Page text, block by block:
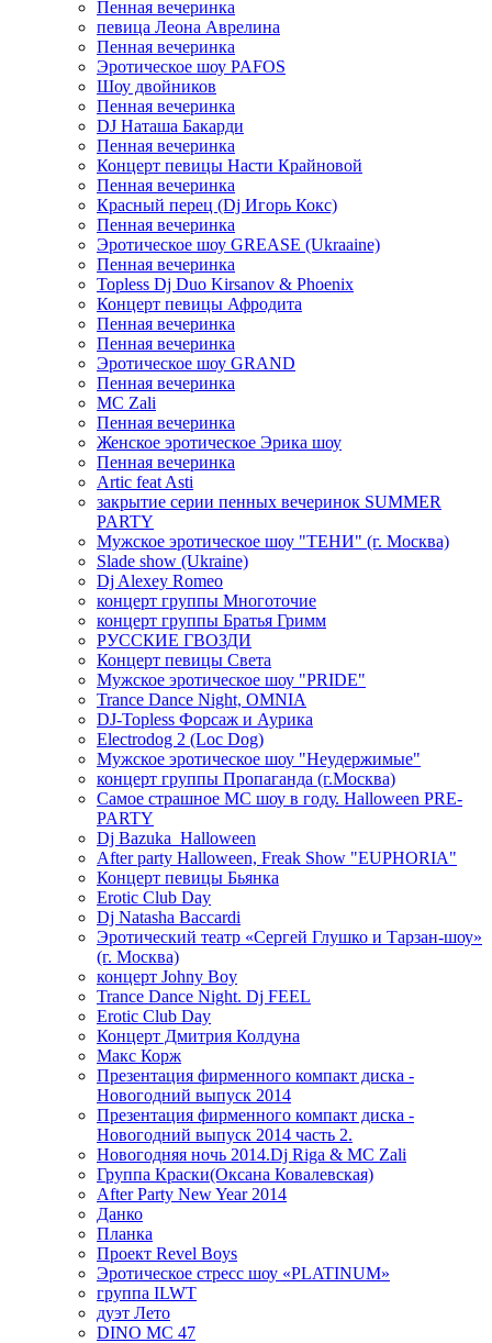
Пенная вечеринка
певица Леона Аврелина
Пенная вечеринка
Эротическое шоу PAFOS
Шоу двойников
Пенная вечеринка
DJ Наташа Бакарди
Пенная вечеринка
Концерт певицы Насти Крайновой
Пенная вечеринка
Красный перец (Dj Игорь Кокс)
Пенная вечеринка
Эротическое шоу GREASE (Ukraaine)
Пенная вечеринка
Topless Dj Duo Kirsanov & Phoenix
Концерт певицы Афродита
Пенная вечеринка
Пенная вечеринка
Эротическое шоу GRAND
Пенная вечеринка
MC Zali
Пенная вечеринка
Женское эротическое Эрика шоу
Пенная вечеринка
Artic feat Asti
закрытие серии пенных вечеринок SUMMER
PARTY
Мужское эротическое шоу "ТЕНИ" (г. Москва)
Slade show (Ukraine)
Dj Alexey Romeo
концерт группы Многоточие
концерт группы Братья Гримм
РУССКИЕ ГВОЗДИ
Концерт певицы Света
Мужское эротическое шоу "PRIDE"
Trance Dance Night, OMNIA
DJ-Topless Форсаж и Аурика
Electrodog 2 (Loc Dog)
Мужское эротическое шоу "Неудержимые"
концерт группы Пропаганда (г.Москва)
Самое страшное МС шоу в году. Halloween PRE-
PARTY
Dj Bazuka_Halloween
After party Halloween, Freak Show "EUPHORIA"
Концерт певицы Бьянка
Erotic Club Day
Dj Natasha Baccardi
Эротический театр «Сергей Глушко и Тарзан-шоу»
(г. Москва)
концерт Johny Boy
Trance Dance Night. Dj FEEL
Erotic Club Day
Концерт Дмитрия Колдуна
Макс Корж
Презентация фирменного компакт диска -
Новогодний выпуск 2014
Презентация фирменного компакт диска -
Новогодний выпуск 2014 часть 2.
Новогодняя ночь 2014.Dj Riga & MC Zali
Группа Краски(Оксана Ковалевская)
After Party New Year 2014
Данко
Планка
Проект Revel Boys
Эротическое стресс шоу «PLATINUM»
группа ILWT
дуэт Лето
DINO MC 47